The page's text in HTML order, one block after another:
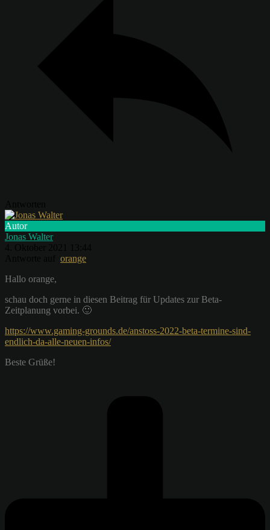
Autor
Jonas Walter
orange
Hallo orange,
schau doch gerne in diesen Beitrag für Updates zur Beta-
Zeitplanung vorbei. 🙂
https://www.gaming-grounds.de/anstoss-2022-beta-termine-sind-
endlich-da-alle-neuen-infos/
Beste Grüße!